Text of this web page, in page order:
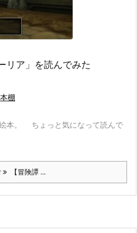
リア」を読んでみた
本棚
本。 ちょっと気になって読んで
【冒険譚 ...